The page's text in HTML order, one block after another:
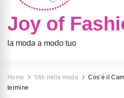
Joy of
la moda a modo tuo
Home Stili nella moda
Cos’è il
termine